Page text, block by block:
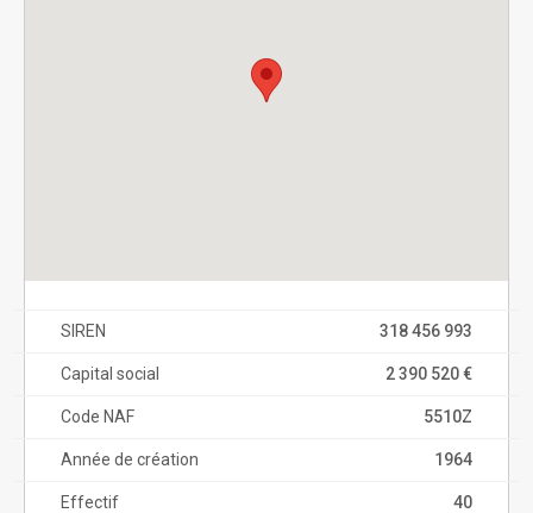
SIREN 318 456 993
Capital social 2 390 520 €
Code NAF 5510Z
Année de création 1964
Effectif 40